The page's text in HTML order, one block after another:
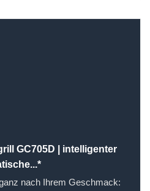
GC705D | intelligenter
nach Ihrem Geschmack: